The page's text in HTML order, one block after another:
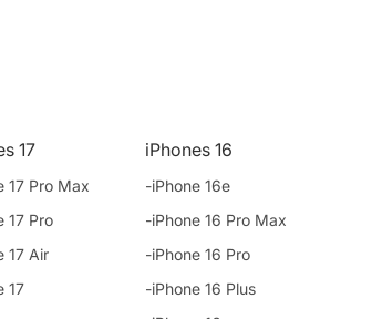
17
17 Pro Max
17 Pro
17 Air
17
iPhones 16
-iPhone 16e
-iPhone 16 Pro Max
-iPhone 16 Pro
-iPhone 16 Plus